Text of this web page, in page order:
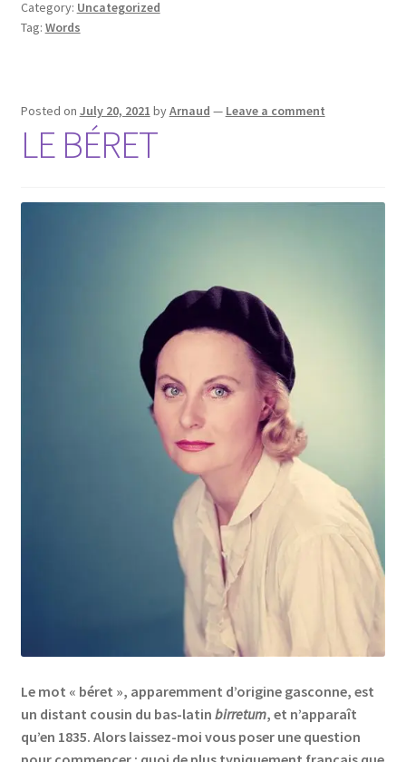
Category: Uncategorized
Tag: Words
Posted on July 20, 2021 byArnaud — Leave a comment
LE BÉRET
Le mot « béret », apparemment d’origine gasconne, est
un distant cousin du bas-latin birretum, et n’apparaît
qu’en 1835. Alors laissez-moi vous poser une question